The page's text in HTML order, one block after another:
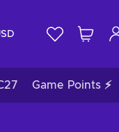
Game Points ⚡